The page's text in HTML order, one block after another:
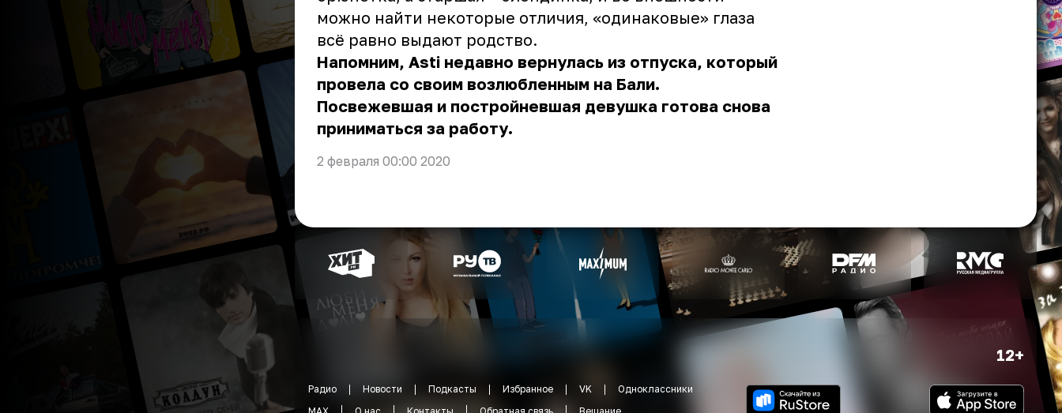
можно найти некоторые отличия, «одинаковые» глаза
всё равно выдают родство.
Напомним, Asti недавно вернулась из отпуска, который
провела со своим возлюбленным на Бали.
Посвежевшая и постройневшая девушка готова снова
приниматься за работу.
2 февраля 00:00 2020
12+
Радио Новости Подкасты Избранное VK
Одноклассники